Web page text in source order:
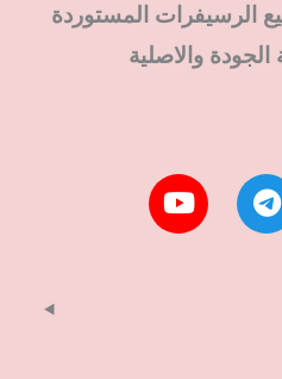
المستوردة
الجودة والاصلية